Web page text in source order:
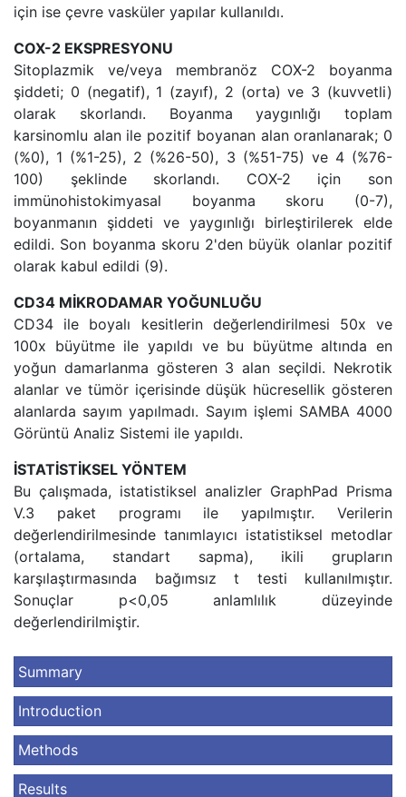
için ise çevre vasküler yapılar kullanıldı.
COX-2 EKSPRESYONU
Sitoplazmik ve/veya membranöz COX-2 boyanma
şiddeti; 0 (negatif), 1 (zayıf), 2 (orta) ve 3 (kuvvetli)
olarak skorlandı. Boyanma yaygınlığı toplam
karsinomlu alan ile pozitif boyanan alan oranlanarak; 0
(%0), 1 (%1-25), 2 (%26-50), 3 (%51-75) ve 4 (%76-
100) şeklinde skorlandı. COX-2 için son
immünohistokimyasal boyanma skoru (0-7),
boyanmanın şiddeti ve yaygınlığı birleştirilerek elde
edildi. Son boyanma skoru 2'den büyük olanlar pozitif
olarak kabul edildi (9).
CD34 MİKRODAMAR YOĞUNLUĞU
CD34 ile boyalı kesitlerin değerlendirilmesi 50x ve
100x büyütme ile yapıldı ve bu büyütme altında en
yoğun damarlanma gösteren 3 alan seçildi. Nekrotik
alanlar ve tümör içerisinde düşük hücresellik gösteren
alanlarda sayım yapılmadı. Sayım işlemi SAMBA 4000
Görüntü Analiz Sistemi ile yapıldı.
İSTATİSTİKSEL YÖNTEM
Bu çalışmada, istatistiksel analizler GraphPad Prisma
V.3 paket programı ile yapılmıştır. Verilerin
değerlendirilmesinde tanımlayıcı istatistiksel metodlar
(ortalama, standart sapma), ikili grupların
karşılaştırmasında bağımsız t testi kullanılmıştır.
Sonuçlar p<0,05 anlamlılık düzeyinde
değerlendirilmiştir.
Summary
Introduction
Methods
Results